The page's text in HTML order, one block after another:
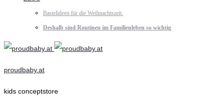
Bastelideen für die Weihnachtszeit.
Deshalb sind Routinen im Familienleben so wichtig
proudbaby.at
kids conceptstore